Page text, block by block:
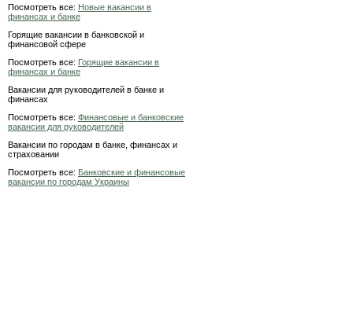
Посмотреть все: Новые вакансии в
финансах и банке
Горящие вакансии в банковской и
финансовой сфере
Посмотреть все: Горящие вакансии в
финансах и банке
Вакансии для руководителей в банке и
финансах
Посмотреть все: Финансовые и банковские
вакансии для руководителей
Вакансии по городам в банке, финансах и
страховании
Посмотреть все: Банковские и финансовые
вакансии по городам Украины